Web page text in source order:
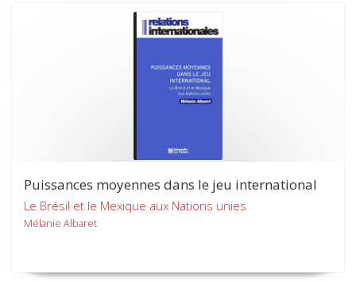
Puissances moyennes dans le jeu international
Le Brésil et le Mexique aux Nations unies
Mélanie Albaret